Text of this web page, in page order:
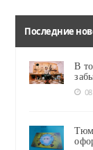
Последние
В